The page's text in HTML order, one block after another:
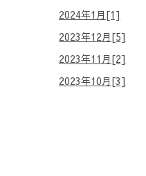
2024年1月[1]
2023年12月[5]
2023年11月[2]
2023年10月[3]